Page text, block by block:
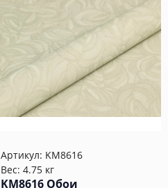
Артикул: KM8616
Вес: 4.75 кг
KM8616 Обои